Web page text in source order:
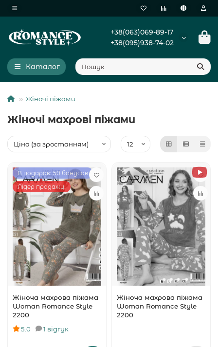
+38(063)069-89-17
+38(095)938-74-02
Каталог
Жіночі піжами
Жіночі махрові піжами
В подарок: 50 бонусов
Лідер продажу!
Жіноча махрова піжама
Woman Romance Style
2200
5.0
1 відгук
Жіноча махрова піжама
Woman Romance Style
2200